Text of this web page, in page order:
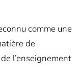
comme une
de
l’enseignement